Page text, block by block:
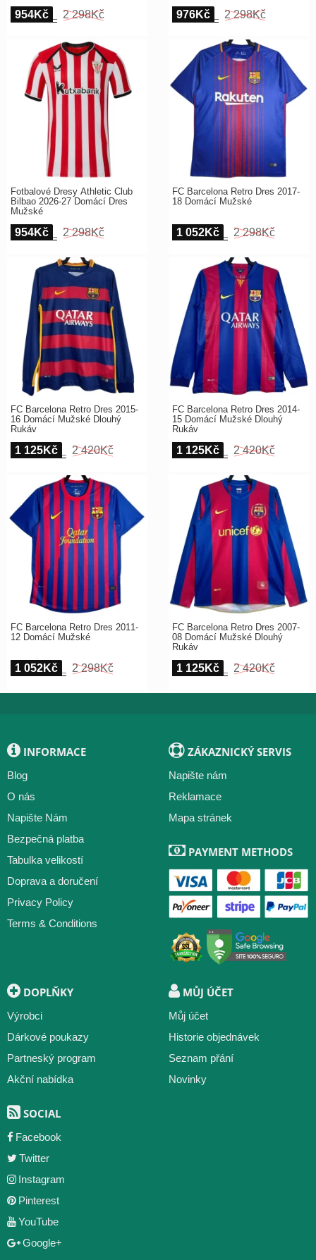
954Kč 2 298Kč 976Kč 2 298Kč
Fotbalové Dresy Athletic Club
Bilbao 2026-27 Domácí Dres
Mužské
954Kč 2 298Kč
FC Barcelona Retro Dres 2017-
18 Domácí Mužské
1 052Kč 2 298Kč
FC Barcelona Retro Dres 2015-
16 Domácí Mužské Dlouhý
Rukáv
1 125Kč 2 420Kč
FC Barcelona Retro Dres 2014-
15 Domácí Mužské Dlouhý
Rukáv
1 125Kč 2 420Kč
FC Barcelona Retro Dres 2011-
12 Domácí Mužské
1 052Kč 2 298Kč
FC Barcelona Retro Dres 2007-
08 Domácí Mužské Dlouhý
Rukáv
1 125Kč 2 420Kč
INFORMACE
Blog
O nás
Napište Nám
Bezpečná platba
Tabulka velikostí
Doprava a doručení
Privacy Policy
Terms & Conditions
ZÁKAZNICKÝ SERVIS
Napište nám
Reklamace
Mapa stránek
PAYMENT METHODS
DOPLŇKY
Výrobci
Dárkové poukazy
Partneský program
Akční nabídka
MŮJ ÚČET
Můj účet
Historie objednávek
Seznam přání
Novinky
SOCIAL
Facebook
Twitter
Instagram
Pinterest
YouTube
Google+